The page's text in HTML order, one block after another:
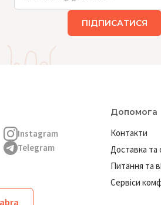
ПІДПИСАТИСЯ
Instagram
Telegram
Допомога
Контакти
Доставка та
Питання та
Сервіси